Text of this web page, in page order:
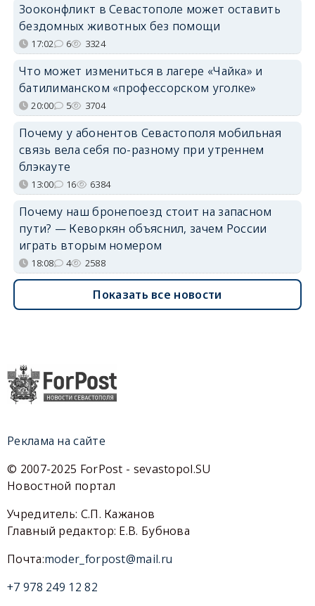
Зооконфликт в Севастополе может оставить
бездомных животных без помощи
17:02 6 3324
Что может измениться в лагере «Чайка» и
батилиманском «профессорском уголке»
20:00 5 3704
Почему у абонентов Севастополя мобильная
связь вела себя по-разному при утреннем
блэкауте
13:00 16 6384
Почему наш бронепоезд стоит на запасном
пути? — Кеворкян объяснил, зачем России
играть вторым номером
18:08 4 2588
Показать все новости
Реклама на сайте
© 2007-2025 ForPost - sevastopol.SU
Новостной портал
Учредитель: С.П. Кажанов
Главный редактор: Е.В. Бубнова
Почта:moder_forpost@mail.ru
+7 978 249 12 82